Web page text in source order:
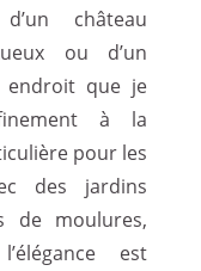
château
ou d’un
endroit que je
à la
pour les
des jardins
de moulures,
est